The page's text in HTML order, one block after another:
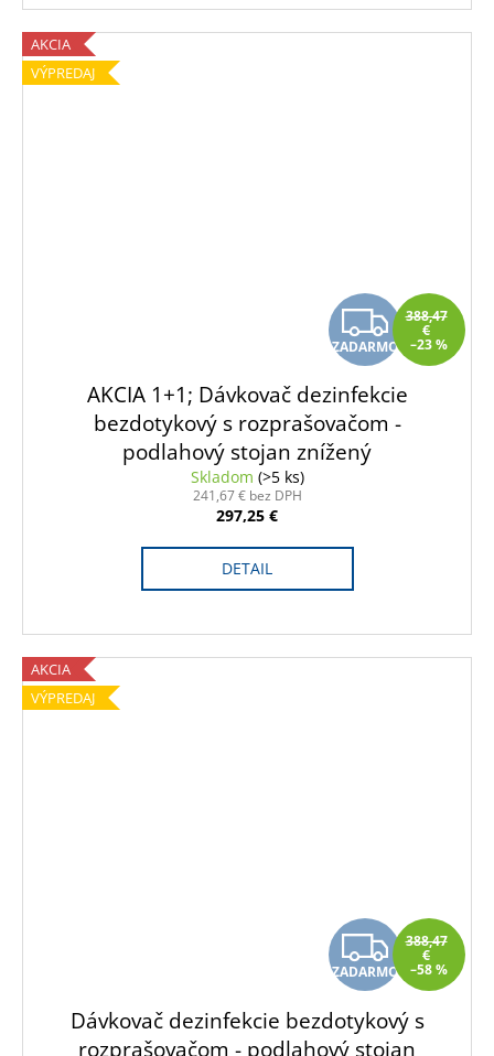
AKCIA
VÝPREDAJ
Z
A
D
ZADARMO
388,47
€
–23 %
AKCIA 1+1; Dávkovač dezinfekcie
bezdotykový s rozprašovačom -
podlahový stojan znížený
Skladom (>5 ks)
241,67 € bez DPH
297,25 €
DETAIL
AKCIA
VÝPREDAJ
Z
A
D
ZADARMO
388,47
€
–58 %
Dávkovač dezinfekcie bezdotykový s
rozprašovačom - podlahový stojan